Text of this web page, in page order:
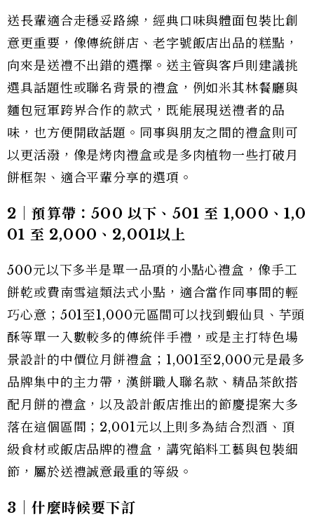
送長輩適合走穩妥路線，經典口味與體面包裝比創
意更重要，像傳統餅店、老字號飯店出品的糕點，
向來是送禮不出錯的選擇。送主管與客戶則建議挑
選具話題性或聯名背景的禮盒，例如米其林餐廳與
麵包冠軍跨界合作的款式，既能展現送禮者的品
味，也方便開啟話題。同事與朋友之間的禮盒則可
以更活潑，像是烤肉禮盒或是多肉植物一些打破月
餅框架、適合平輩分享的選項。
2｜預算帶：500 以下、501 至 1,000、1,0
01 至 2,000、2,001以上
500元以下多半是單一品項的小點心禮盒，像手工
餅乾或費南雪這類法式小點，適合當作同事間的輕
巧心意；501至1,000元區間可以找到蝦仙貝、芋頭
酥等單一入數較多的傳統伴手禮，或是主打特色場
景設計的中價位月餅禮盒；1,001至2,000元是最多
品牌集中的主力帶，漢餅職人聯名款、精品茶飲搭
配月餅的禮盒，以及設計飯店推出的節慶提案大多
落在這個區間；2,001元以上則多為結合烈酒、頂
級食材或飯店品牌的禮盒，講究餡料工藝與包裝細
節，屬於送禮誠意最重的等級。
3｜什麼時候要下訂